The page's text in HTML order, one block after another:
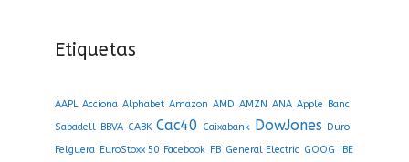
Etiquetas
AAPL Acciona Alphabet Amazon AMD AMZN ANA Apple
Banc
Sabadell BBVA CABK Cac40 Caixabank DowJones
Duro
Felguera EuroStoxx 50 Facebook FB General Electric GOOG IBE